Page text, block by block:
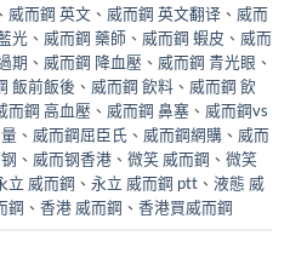
威而鋼 英文 、 威而鋼 英文翻译 、 威而
光 、 威而鋼 藥師 、 威而鋼 蝦皮 、 威而
期 、 威而鋼 降血壓 、 威而鋼 青光眼 、
飯前飯後 、 威而鋼 飲料 、 威而鋼 飲
而鋼 高血壓 、 威而鋼 鼻塞 、 威而鋼vs
、 威而鋼屈臣氏 、 威而鋼網購 、 威而
、 威而钢香港 、 微笑 威而鋼 、 微笑
立 威而鋼 、 永立 威而鋼 ptt 、 液態 威
鋼 、 香港 威而鋼 、 香港買威而鋼